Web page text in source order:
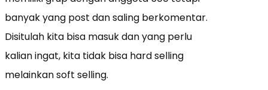
banyak yang post dan saling berkomentar.
Disitulah kita bisa masuk dan yang perlu
kalian ingat, kita tidak bisa hard selling
melainkan soft selling.